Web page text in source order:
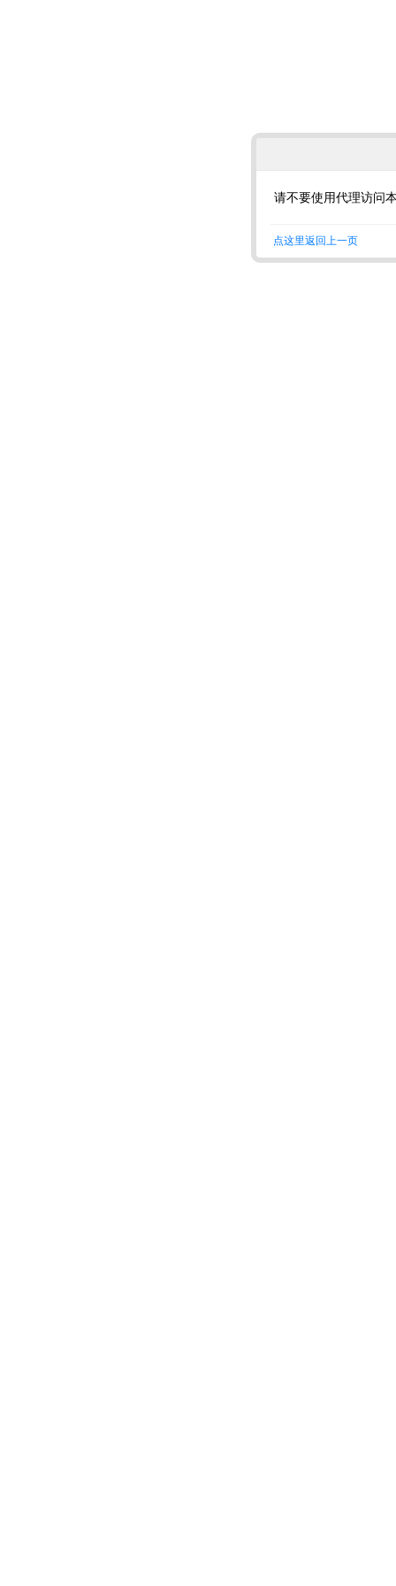
请不要使用代理访问
点这里返回上一页